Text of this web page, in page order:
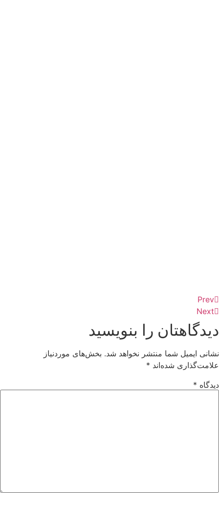
Prev
Next
دیدگاهتان را بنویسید
نشانی ایمیل شما منتشر نخواهد شد. بخش‌های موردنیاز
علامت‌گذاری شده‌اند *
دیدگاه *